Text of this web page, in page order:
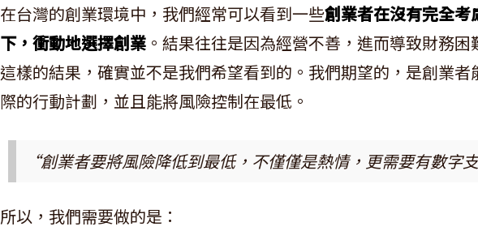
在台灣的創業環境中，我們經常可以看到一些創業者在沒有完全
下，衝動地選擇創業 。結果往往是因為經營不善，進而導致財務困
這樣的結果，確實並不是我們希望看到的。我們期望的，是創業
際的行動計劃，並且能將風險控制在最低。
“創業者要將風險降低到最低，不僅僅是熱情，更需要有數字
所以，我們需要做的是：